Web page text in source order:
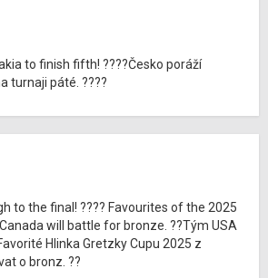
to finish fifth! ????Česko poráží
turnaji páté. ????
to the final! ???? Favourites of the 2025
will battle for bronze. ??Tým USA
Hlinka Gretzky Cupu 2025 z
o bronz. ??